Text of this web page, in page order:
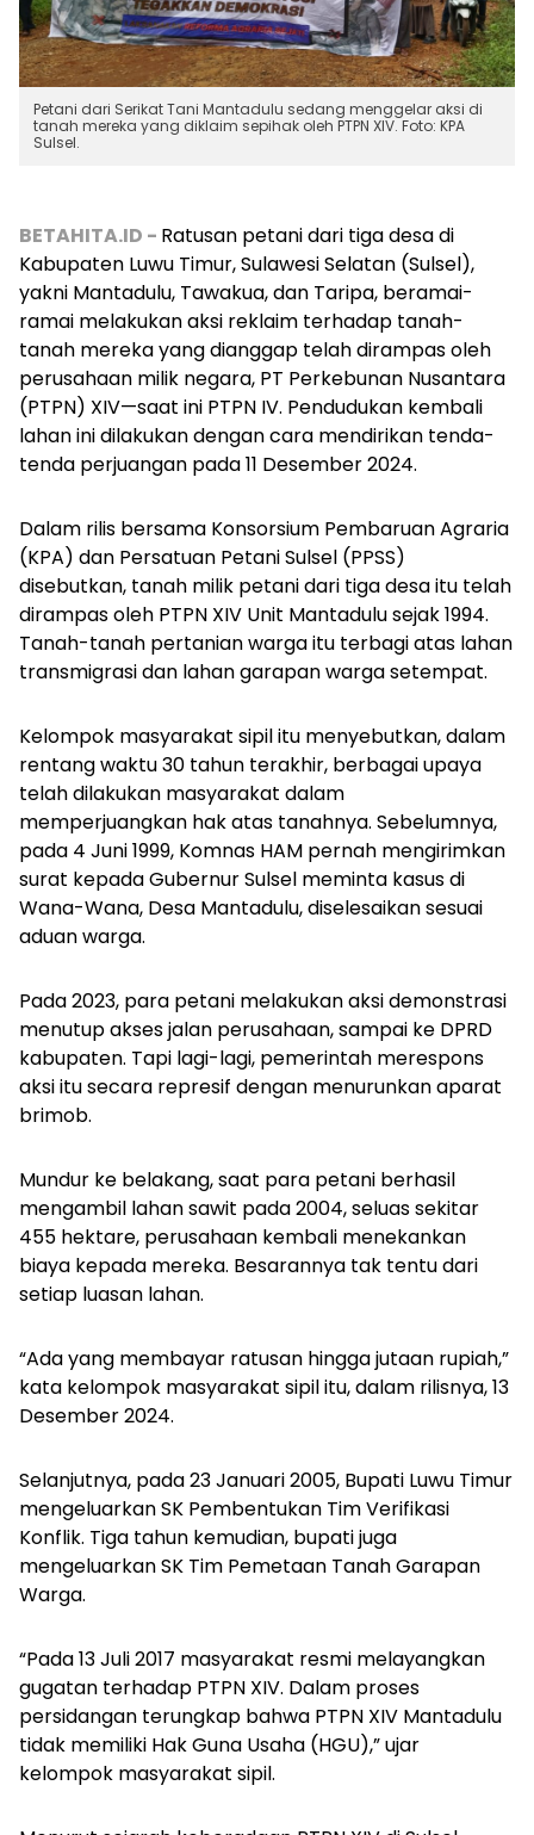
Petani dari Serikat Tani Mantadulu sedang menggelar aksi di
tanah mereka yang diklaim sepihak oleh PTPN XIV. Foto: KPA
Sulsel.
BETAHITA.ID - Ratusan petani dari tiga desa di
Kabupaten Luwu Timur, Sulawesi Selatan (Sulsel),
yakni Mantadulu, Tawakua, dan Taripa, beramai-
ramai melakukan aksi reklaim terhadap tanah-
tanah mereka yang dianggap telah dirampas oleh
perusahaan milik negara, PT Perkebunan Nusantara
(PTPN) XIV—saat ini PTPN IV. Pendudukan kembali
lahan ini dilakukan dengan cara mendirikan tenda-
tenda perjuangan pada 11 Desember 2024.
Dalam rilis bersama Konsorsium Pembaruan Agraria
(KPA) dan Persatuan Petani Sulsel (PPSS)
disebutkan, tanah milik petani dari tiga desa itu telah
dirampas oleh PTPN XIV Unit Mantadulu sejak 1994.
Tanah-tanah pertanian warga itu terbagi atas lahan
transmigrasi dan lahan garapan warga setempat.
Kelompok masyarakat sipil itu menyebutkan, dalam
rentang waktu 30 tahun terakhir, berbagai upaya
telah dilakukan masyarakat dalam
memperjuangkan hak atas tanahnya. Sebelumnya,
pada 4 Juni 1999, Komnas HAM pernah mengirimkan
surat kepada Gubernur Sulsel meminta kasus di
Wana-Wana, Desa Mantadulu, diselesaikan sesuai
aduan warga.
Pada 2023, para petani melakukan aksi demonstrasi
menutup akses jalan perusahaan, sampai ke DPRD
kabupaten. Tapi lagi-lagi, pemerintah merespons
aksi itu secara represif dengan menurunkan aparat
brimob.
Mundur ke belakang, saat para petani berhasil
mengambil lahan sawit pada 2004, seluas sekitar
455 hektare, perusahaan kembali menekankan
biaya kepada mereka. Besarannya tak tentu dari
setiap luasan lahan.
“Ada yang membayar ratusan hingga jutaan rupiah,”
kata kelompok masyarakat sipil itu, dalam rilisnya, 13
Desember 2024.
Selanjutnya, pada 23 Januari 2005, Bupati Luwu Timur
mengeluarkan SK Pembentukan Tim Verifikasi
Konflik. Tiga tahun kemudian, bupati juga
mengeluarkan SK Tim Pemetaan Tanah Garapan
Warga.
“Pada 13 Juli 2017 masyarakat resmi melayangkan
gugatan terhadap PTPN XIV. Dalam proses
persidangan terungkap bahwa PTPN XIV Mantadulu
tidak memiliki Hak Guna Usaha (HGU),” ujar
kelompok masyarakat sipil.